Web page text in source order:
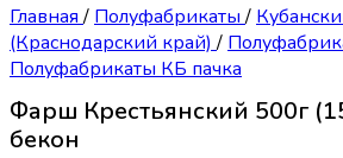
Главная/ Полуфабрикаты/
(Краснодарский край)/
Полуфабрикаты КБ пачка
Фарш Крестьянский 500г
бекон